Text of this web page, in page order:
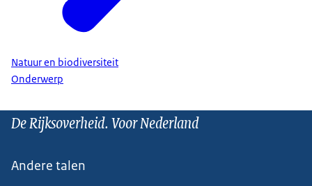
Natuur en biodiversiteit
Onderwerp
De Rijksoverheid. Voor Nederland
Andere talen